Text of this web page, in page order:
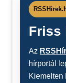
Friss
Az
hírportál
Kiemelten